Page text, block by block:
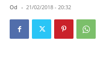
Od - 21/02/2018 - 20:32